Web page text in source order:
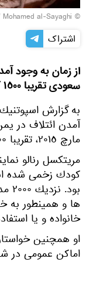
©
al-Sayaghi
اشتراک
از زمان به وجود
سعودى تقريبا ١٥٠٠ كودك كشته شده اند
به گزارش
آمدن ائتلاف در
مارچ ٢٠١٥، تقريبا ١٥٠٠ كودك كشته شده اند.
كودك زخمى شده
ها و همينطور به
خانواده و يا
او همچنين
اماكن عمومى در